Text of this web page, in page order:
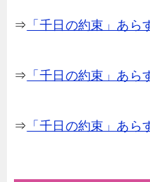
⇒ 「千日の約束」あら
⇒ 「千日の約束」あら
⇒ 「千日の約束」あら